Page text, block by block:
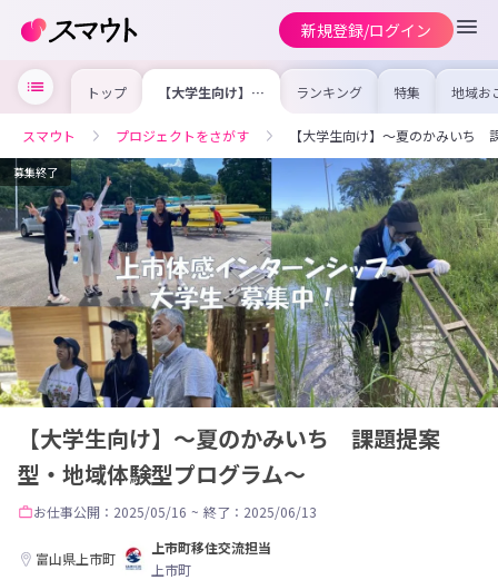
新規登録/ログイン
トップ 【大学生向け】～
夏のかみいち 課
験型プログラム～
ランキング 特集 地域お
の求
を集め
事内容
を比較
合った
けよう
スマウト プロジェクトをさがす 【大学生向け】～夏のかみいち
募集終了
【大学生向け】～夏のかみいち 課題提案
型・地域体験型プログラム～
お仕事公開：2025/05/16 ~ 終了：2025/06/13
富山県上市町
上市町移住交流担当
上市町